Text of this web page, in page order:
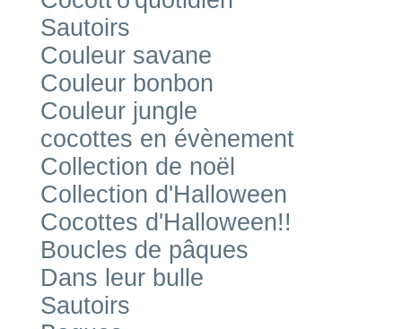
Sautoirs
Couleur savane
Couleur bonbon
Couleur jungle
cocottes en évènement
Collection de noël
Collection d'Halloween
Cocottes d'Halloween!!
Boucles de pâques
Dans leur bulle
Sautoirs